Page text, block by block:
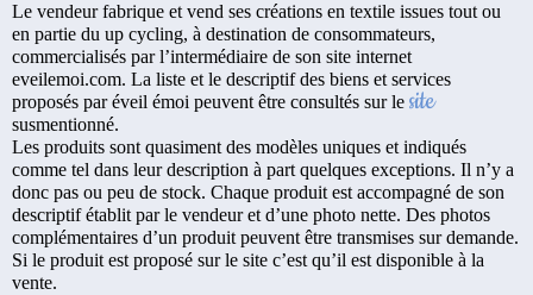
Le vendeur fabrique et vend ses créations en textile issues tout ou
en partie du up cycling, à destination de consommateurs,
commercialisés par l’intermédiaire de son site internet
eveilemoi.com. La liste et le descriptif des biens et services
proposés par éveil émoi peuvent être consultés sur le site
susmentionné.
Les produits sont quasiment des modèles uniques et indiqués
comme tel dans leur description à part quelques exceptions. Il n’y a
donc pas ou peu de stock. Chaque produit est accompagné de son
descriptif établit par le vendeur et d’une photo nette. Des photos
complémentaires d’un produit peuvent être transmises sur demande.
Si le produit est proposé sur le site c’est qu’il est disponible à la
vente.